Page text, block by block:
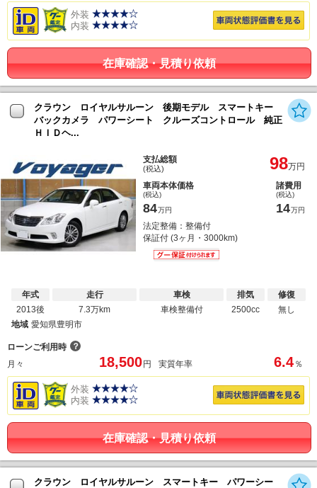
外装
内装
在庫確認・見積り依頼
クラウン ロイヤルサルーン 後期モデル スマートキー
バックカメラ パワーシート クルーズコントロール 純正
ＨＩＤヘ...
支払総額
(税込) 98万円
車両本体価格
(税込)
84万円
諸費用
(税込)
14万円
法定整備：整備付
保証付 (3ヶ月・3000km)
年式
2013後
走行
7.3万km
車検
車検整備付
排気
2500cc
修復
無し
地域 愛知県豊明市
ローンご利用時 ？
月々
18,500円 実質年率 6.4 ％
外装
内装
在庫確認・見積り依頼
クラウン ロイヤルサルーン スマートキー パワーシー